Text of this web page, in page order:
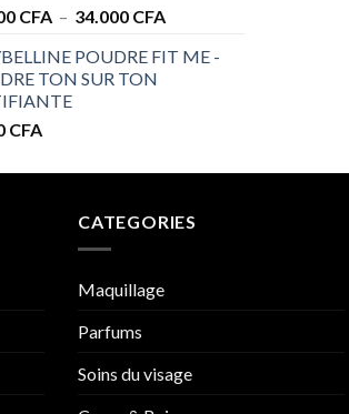
CFA – 34.000 CFAPlage
prix :
POUDRE FIT ME -
TON SUR TON
CFA
CATEGORIES
Maquillage
Parfums
Soins du visage